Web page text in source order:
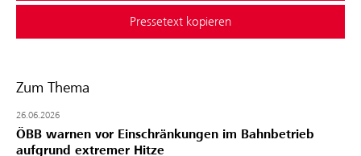
Pressetext kopieren
Zum Thema
26.06.2026
ÖBB warnen vor Einschränkungen im Bahnbetrieb
aufgrund extremer Hitze